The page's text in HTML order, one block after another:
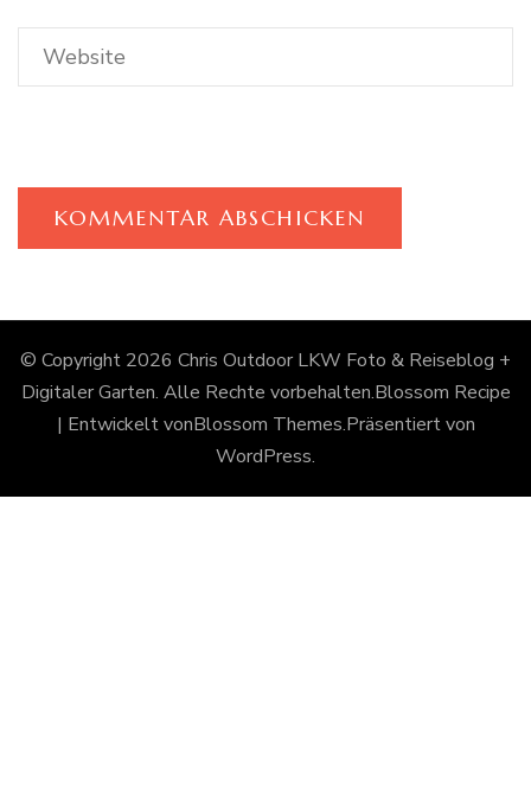
© Copyright 2026 Chris Outdoor LKW Foto & Reiseblog +
Digitaler Garten. Alle Rechte vorbehalten.Blossom Recipe
| Entwickelt vonBlossom Themes.Präsentiert von
WordPress.